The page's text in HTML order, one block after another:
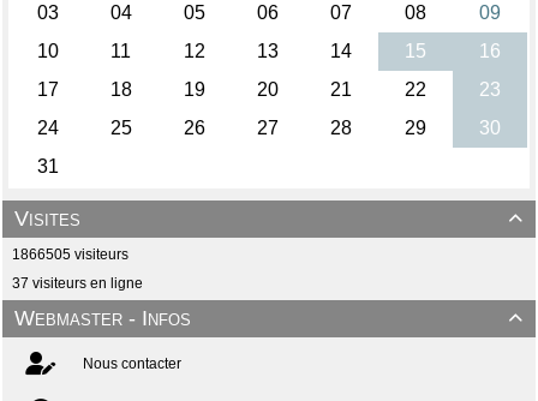

Visites
1866505 visiteurs
37 visiteurs en ligne

Webmaster - Infos
Nous contacter